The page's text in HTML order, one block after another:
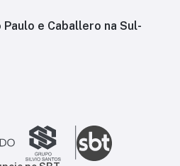
e Caballero na Sul-